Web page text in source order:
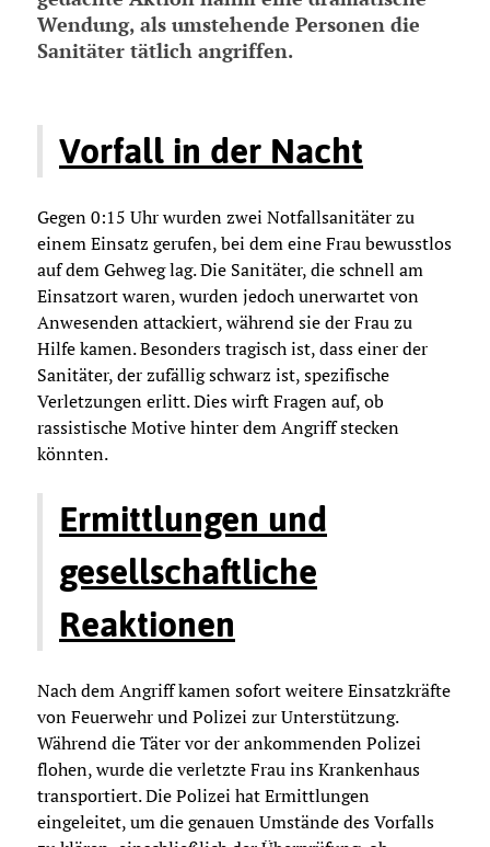
Wendung, als umstehende Personen die
Sanitäter tätlich angriffen.
Vorfall in der Nacht
Gegen 0:15 Uhr wurden zwei Notfallsanitäter zu
einem Einsatz gerufen, bei dem eine Frau bewusstlos
auf dem Gehweg lag. Die Sanitäter, die schnell am
Einsatzort waren, wurden jedoch unerwartet von
Anwesenden attackiert, während sie der Frau zu
Hilfe kamen. Besonders tragisch ist, dass einer der
Sanitäter, der zufällig schwarz ist, spezifische
Verletzungen erlitt. Dies wirft Fragen auf, ob
rassistische Motive hinter dem Angriff stecken
könnten.
Ermittlungen und
gesellschaftliche
Reaktionen
Nach dem Angriff kamen sofort weitere Einsatzkräfte
von Feuerwehr und Polizei zur Unterstützung.
Während die Täter vor der ankommenden Polizei
flohen, wurde die verletzte Frau ins Krankenhaus
transportiert. Die Polizei hat Ermittlungen
eingeleitet, um die genauen Umstände des Vorfalls